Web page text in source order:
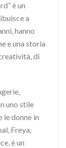
è un
a
hanno
e una storia
di
uno stile
donne in
Freya,
è un